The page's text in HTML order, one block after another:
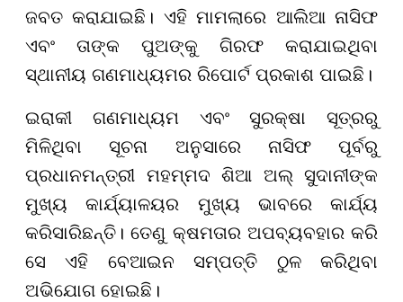
ଜବତ କରାଯାଇଛି। ଏହି ମାମଲାରେ ଆଲିଆ ନାସିଫ
ଏବଂ ତାଙ୍କ ପୁଅଙ୍କୁ ଗିରଫ କରାଯାଇଥିବା
ସ୍ଥାନୀୟ ଗଣମାଧ୍ୟମର ରିପୋର୍ଟ ପ୍ରକାଶ ପାଇଛି।
ଇରାକୀ ଗଣମାଧ୍ୟମ ଏବଂ ସୁରକ୍ଷା ସୂତ୍ରରୁ
ମିଳିଥିବା ସୂଚନା ଅନୁସାରେ ନାସିଫ ପୂର୍ବରୁ
ପ୍ରଧାନମନ୍ତ୍ରୀ ମହମ୍ମଦ ଶିଆ ଅଲ୍ ସୁଦାନୀଙ୍କ
ମୁଖ୍ୟ କାର୍ଯ୍ୟାଳୟର ମୁଖ୍ୟ ଭାବରେ କାର୍ଯ୍ୟ
କରିସାରିଛନ୍ତି। ତେଣୁ କ୍ଷମତାର ଅପବ୍ୟବହାର କରି
ସେ ଏହି ବେଆଇନ ସମ୍ପତ୍ତି ଠୁଳ କରିଥିବା
ଅଭିଯୋଗ ହୋଇଛି।